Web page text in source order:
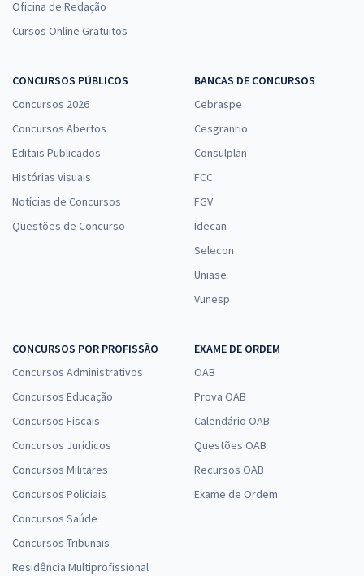
Oficina de Redação
Cursos Online Gratuitos
CONCURSOS PÚBLICOS
Concursos 2026
Concursos Abertos
Editais Publicados
Histórias Visuais
Notícias de Concursos
Questões de Concurso
BANCAS DE CONCURSOS
Cebraspe
Cesgranrio
Consulplan
FCC
FGV
Idecan
Selecon
Uniase
Vunesp
CONCURSOS POR PROFISSÃO
Concursos Administrativos
Concursos Educação
Concursos Fiscais
Concursos Jurídicos
Concursos Militares
Concursos Policiais
Concursos Saúde
Concursos Tribunais
Residência Multiprofissional
EXAME DE ORDEM
OAB
Prova OAB
Calendário OAB
Questões OAB
Recursos OAB
Exame de Ordem